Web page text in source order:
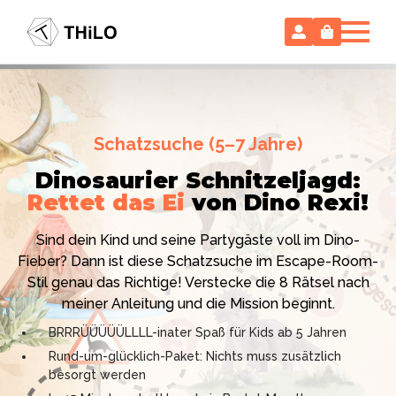
Hollywood-Action im
Kinderzimmer – ohne
Vorbereitungsstress!
Ich bin THiLO, "Dein SPIEGEL"-Bestseller-Autor und
TV-Profi (ZDF "1, 2 oder 3"). Entdecke jetzt meine
Schatzsuchen und Escape Rooms zum Sofort-
Download. Und natürlich meine Ebooks.
Schatzsuche (5–7 Jahre)
Dinosaurier Schnitzeljagd:
Rettet das Ei von Dino Rexi!
Sind dein Kind und seine Partygäste voll im Dino-
Fieber? Dann ist diese Schatzsuche im Escape-Room-
Stil genau das Richtige! Verstecke die 8 Rätsel nach
meiner Anleitung und die Mission beginnt.
BRRRÜÜÜÜÜLLLL-inater Spaß für Kids ab 5 Jahren
Rund-um-glücklich-Paket: Nichts muss zusätzlich
besorgt werden
Escape Room (ab 8 oder 12 Jahre)
Locked-up Agents: Im Labor
des Virologen
Das gab es noch nie: Verwandele dein Zuhause in ein
High-Tech Labor! Unser 24-seitiges PDF enthält alles:
Mission, Agentenausweise, Rätsel und Requisiten.
Knackt den Fall in 90 Minuten!
Kniffliger Rätselspaß für 2 bis 6 Spieler (8 - 11 oder 12–
99 Jahre)
Professionelles PDF: Agentenausweise & Schilder
inklusive